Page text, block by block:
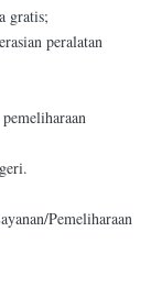
gratis;
peralatan
Pemeliharaan